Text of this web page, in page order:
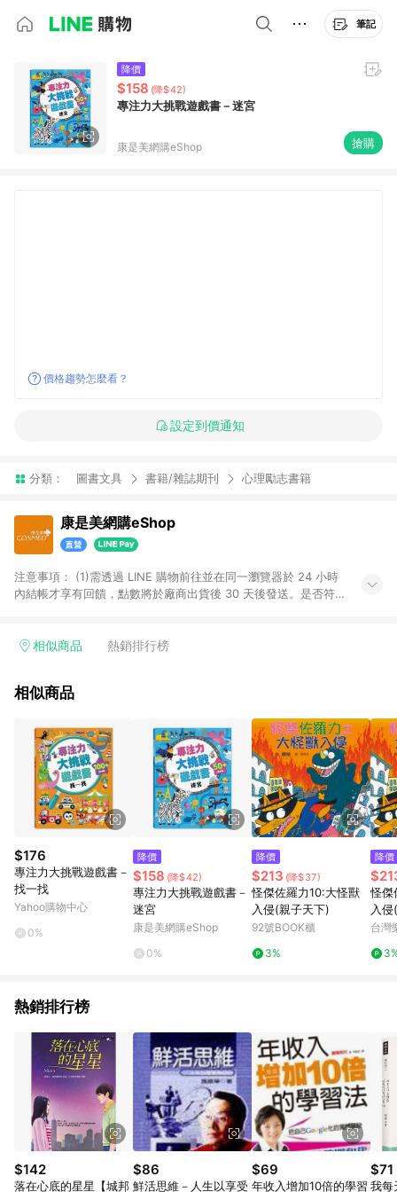
筆記
降價
$158 (降$42)
專注力大挑戰遊戲書－迷宮
康是美網購eShop 搶購
價格趨勢怎麼看？
設定到價通知
分類： 圖書文具 書籍/雜誌期刊 心理勵志書籍
康是美網購eShop
注意事項：​ (1)需透過 LINE 購物前往並在同一瀏覽器於 24 小時
內結帳才享有回饋，點數將於廠商出貨後 30 天後發送。​是否符
黃金鑽飾/精品相關/3C數位(含周邊)/家電視聽/運動戶外/母嬰用
饋%」，將於訂單成立後由「LINE購物通知」之官方帳號訊息通
依LINE購物網站訂單成立通知為準。​​ (5)LINE購物設有「單一商
品最高回饋點數」機制 (部分時段開放「回饋無上限」)，以同一
訂單中同一商品不論件數計算，請依訂單成立當下LINE購物的回
饋機制為準。
相似商品 熱銷排行榜
相似商品
$176
專注力大挑戰遊戲書－
找一找
Yahoo購物中心
0%
降價
$158 (降$42)
專注力大挑戰遊戲書－
迷宮
康是美網購eShop
0%
降價
$213 (降$37)
怪傑佐羅力10:大怪獸
入侵(親子天下)
92號BOOK櫃
3%
降價
怪傑
入
台灣
熱銷排行榜
$142
落在心底的星星【城邦
$86
鮮活思維－人生以享受
$69
年收入增加10倍的學習
$71
我每